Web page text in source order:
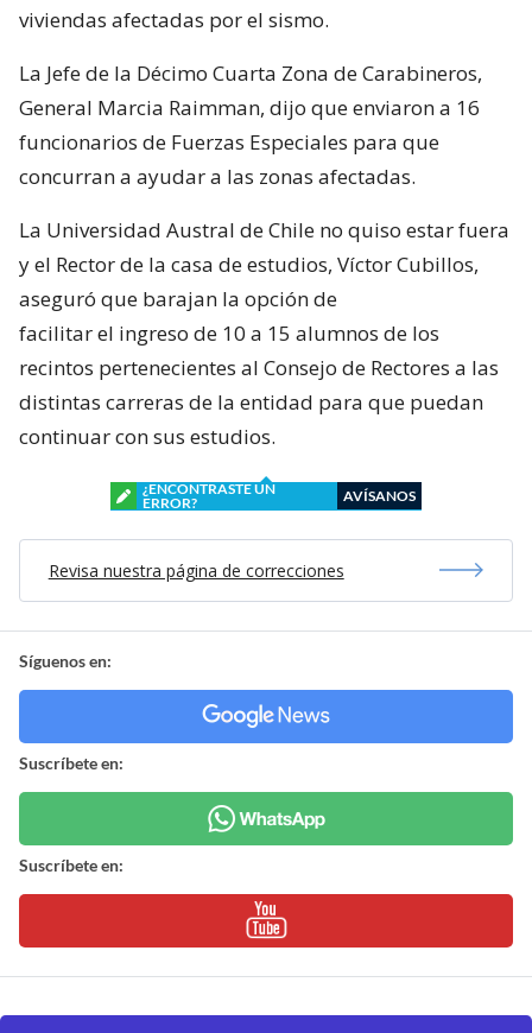
viviendas afectadas por el sismo.
La Jefe de la Décimo Cuarta Zona de Carabineros,
General Marcia Raimman, dijo que enviaron a 16
funcionarios de Fuerzas Especiales para que
concurran a ayudar a las zonas afectadas.
La Universidad Austral de Chile no quiso estar fuera
y el Rector de la casa de estudios, Víctor Cubillos,
aseguró que barajan la opción de
facilitar el ingreso de 10 a 15 alumnos de los
recintos pertenecientes al Consejo de Rectores a las
distintas carreras de la entidad para que puedan
continuar con sus estudios.
¿ENCONTRASTE UN
ERROR?
AVÍSANOS
Revisa nuestra página de correcciones
Síguenos en:
Suscríbete en:
Suscríbete en: